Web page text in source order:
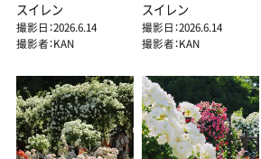
スイレン
撮影日：2026.6.14
撮影者：KAN
スイレン
撮影日：2026.6.14
撮影者：KAN